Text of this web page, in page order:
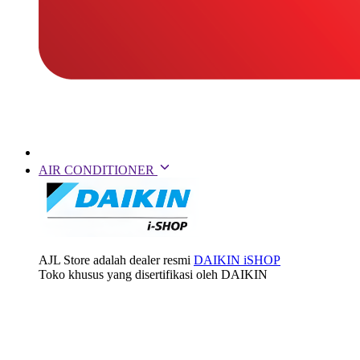
AIR CONDITIONER
AJL Store adalah dealer resmi DAIKIN iSHOP
Toko khusus yang disertifikasi oleh DAIKIN